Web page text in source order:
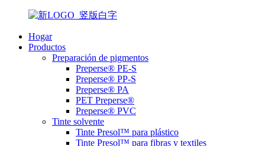
Hogar
Productos
Preparación de pigmentos
Preperse® PE-S
Preperse® PP-S
Preperse® PA
PET Preperse®
Preperse® PVC
Tinte solvente
Tinte Presol™ para plástico
Tinte Presol™ para fibras y textiles